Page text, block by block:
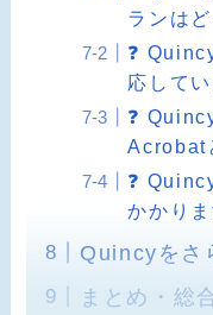
ランは
❓
応して
❓
Acrobat
❓
かかりま
Quincyをさ
まとめ・総